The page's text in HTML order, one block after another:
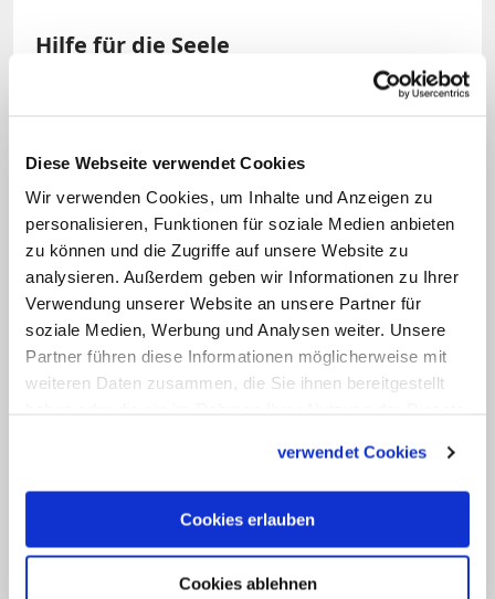
Diese Webseite verwendet Cookies
Wir verwenden Cookies, um Inhalte und Anzeigen zu
personalisieren, Funktionen für soziale Medien anbieten
zu können und die Zugriffe auf unsere Website zu
analysieren. Außerdem geben wir Informationen zu Ihrer
Verwendung unserer Website an unsere Partner für
soziale Medien, Werbung und Analysen weiter. Unsere
Partner führen diese Informationen möglicherweise mit
weiteren Daten zusammen, die Sie ihnen bereitgestellt
verwendet Cookies
Cookies erlauben
Cookies ablehnen
Hilfe für die Seele
der Schöpfung zu führen und die Erde
auch für die kommenden Generationen
zu erhalten. Die Nutzung alternativer und
erneuerbarer Energien spielt dabei eine
zentrale Rolle.
Wie viele andere Klöster betreiben die
Mönche ein Gästehaus und bieten ein
Kursprogramm. Daneben wendet sich
das Recollectio-Haus speziell an Priester,
Ordensleute und kirchliche
Mitarbeiter/innen, die geistliche oder